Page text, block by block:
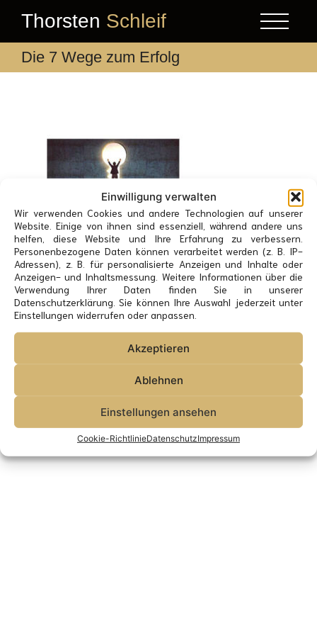
Einwilligung verwalten
Wir verwenden Cookies und andere Technologien auf unserer
Website. Einige von ihnen sind essenziell, während andere uns
helfen, diese Website und Ihre Erfahrung zu verbessern.
Personenbezogene Daten können verarbeitet werden (z. B. IP-
Adressen), z. B. für personalisierte Anzeigen und Inhalte oder
Anzeigen- und Inhaltsmessung. Weitere Informationen über die
Verwendung Ihrer Daten finden Sie in unserer
Datenschutzerklärung. Sie können Ihre Auswahl jederzeit unter
Einstellungen widerrufen oder anpassen.
Akzeptieren
Ablehnen
Einstellungen ansehen
Cookie-RichtlinieDatenschutzImpressum
Thorsten Schleif
Die 7 Wege zum Erfolg